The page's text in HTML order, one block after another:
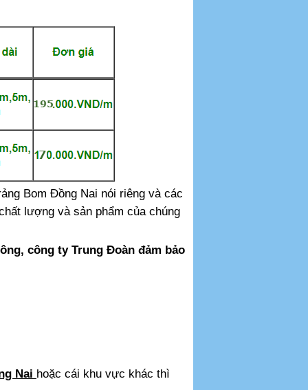
Bom Đồng Nai nói riêng và các
lượng và sản phẩm của chúng
công ty Trung Đoàn đảm bảo
Nai hoặc cái khu vực khác thì